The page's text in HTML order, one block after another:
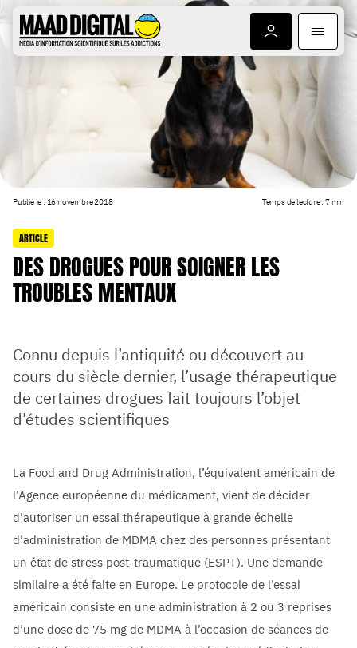
ARTICLES
Publié le : 16 novembre 2018 Temps de lecture : 7 min
ARTICLE
DES DROGUES POUR SOIGNER LES
TROUBLES MENTAUX
Connu depuis l’antiquité ou découvert au
cours du siècle dernier, l’usage thérapeutique
de certaines drogues fait toujours l’objet
d’études scientifiques
La Food and Drug Administration, l’équivalent américain de
l’Agence européenne du médicament, vient de décider
d’autoriser un essai thérapeutique à grande échelle
d’administration de MDMA chez des personnes présentant
un état de stress post-traumatique (ESPT). Une demande
similaire a été faite en Europe. Le protocole de l’essai
américain consiste en une administration à 2 ou 3 reprises
d’une dose de 75 mg de MDMA à l’occasion de séances de